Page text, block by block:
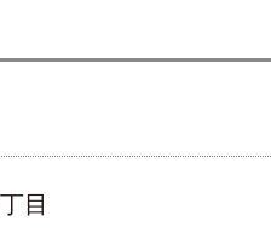
目